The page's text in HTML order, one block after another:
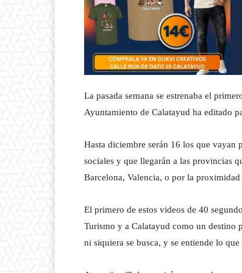
La pasada semana se estrenaba el
Ayuntamiento de Calatayud ha editado
Hasta diciembre serán 16 los que vayan
sociales y que llegarán a las provincias
Barcelona, Valencia, o por la
El primero de estos videos de 40
Turismo y a Calatayud como un destino
ni siquiera se busca, y se entiende lo